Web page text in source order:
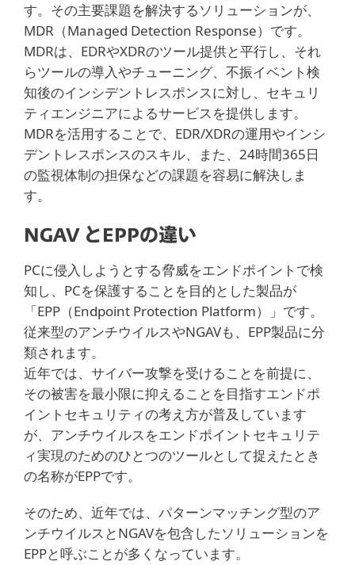
す。その主要課題を解決するソリューションが、
MDR（Managed Detection Response）です。
MDRは、EDRやXDRのツール提供と平行し、それ
らツールの導入やチューニング、不振イベント検
知後のインシデントレスポンスに対し、セキュリ
ティエンジニアによるサービスを提供します。
MDRを活用することで、EDR/XDRの運用やインシ
デントレスポンスのスキル、また、24時間365日
の監視体制の担保などの課題を容易に解決しま
す。
NGAV とEPPの違い
PCに侵入しようとする脅威をエンドポイントで検
知し、PCを保護することを目的とした製品が
「EPP（Endpoint Protection Platform）」です。
従来型のアンチウイルスやNGAVも、EPP製品に分
類されます。
近年では、サイバー攻撃を受けることを前提に、
その被害を最小限に抑えることを目指すエンドポ
イントセキュリティの考え方が普及しています
が、アンチウイルスをエンドポイントセキュリテ
ィ実現のためのひとつのツールとして捉えたとき
の名称がEPPです。
そのため、近年では、パターンマッチング型のア
ンチウイルスとNGAVを包含したソリューションを
EPPと呼ぶことが多くなっています。